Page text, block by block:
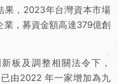
果，2023年台灣資本市場
，募資金額高達379億創
板及調整相關法令下，
由2022 年一家增加為九